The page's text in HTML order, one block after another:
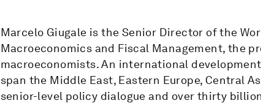
Marcelo Giugale is the Senior Director of the
Macroeconomics and Fiscal Management, the
macroeconomists. An international
span the Middle East, Eastern Europe, Central
senior-level policy dialogue and over thirty